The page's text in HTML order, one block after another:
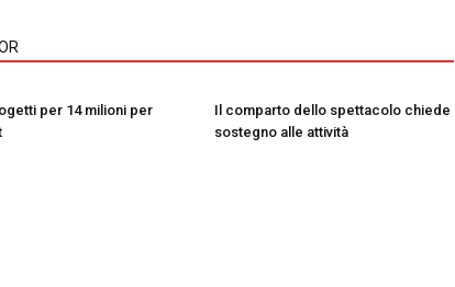
per 14 milioni per
Il comparto dello spettacolo chiede
sostegno alle attività